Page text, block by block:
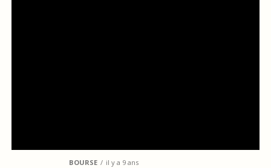
BOURSE il y a 9 ans